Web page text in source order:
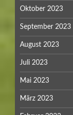
Oktober 2023
September 2023
August 2023
Juli 2023
Mai 2023
März 2023